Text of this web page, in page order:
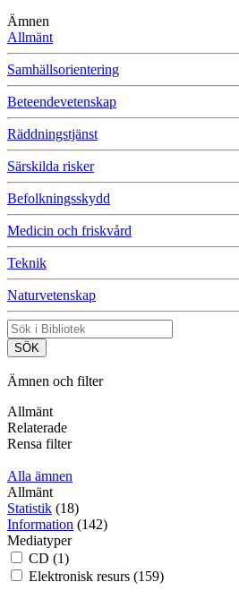
Ämnen
Allmänt
Samhällsorientering
Beteendevetenskap
Räddningstjänst
Särskilda risker
Befolkningsskydd
Medicin och friskvård
Teknik
Naturvetenskap
Ämnen och filter
Allmänt
Relaterade
Rensa filter
Alla ämnen
Allmänt
Statistik (18)
Information (142)
Mediatyper
CD (1)
Elektronisk resurs (159)